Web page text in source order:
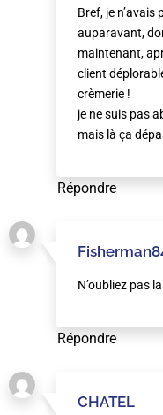
Bref, je
auparavant,
maintenant,
client
crèmerie !
je ne suis pas
mais là ça
Répondre
N’oubliez pas
Répondre
CHATEL